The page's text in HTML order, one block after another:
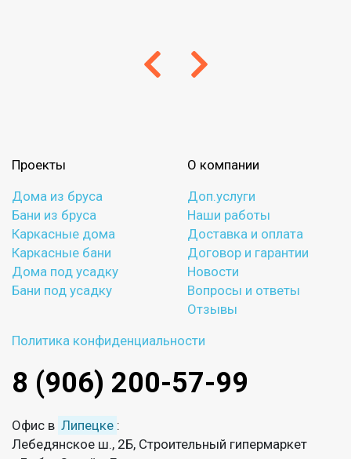
Проекты
Дома из бруса
Бани из бруса
Каркасные дома
Каркасные бани
Дома под усадку
Бани под усадку
О компании
Доп.услуги
Наши работы
Доставка и оплата
Договор и гарантии
Новости
Вопросы и ответы
Отзывы
Политика конфиденциальности
8 (906) 200-57-99
Офис в Липецке :
Лебедянское ш., 2Б, Строительный гипермаркет